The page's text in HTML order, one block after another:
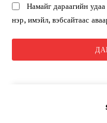
Намайг дараагийн
нэр, имэйл, вэбсайтаас